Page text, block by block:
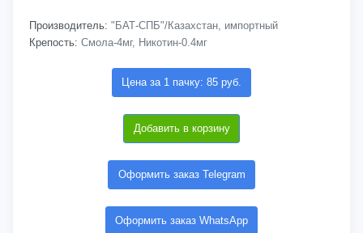
Производитель: "БАТ-СПБ"/Казахстан, импортный
Крепость: Смола-4мг, Никотин-0.4мг
Цена за 1 пачку: 85 руб.
Добавить в корзину
Оформить заказ Telegram
Оформить заказ WhatsApp